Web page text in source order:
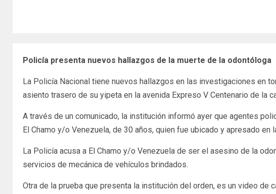
Policía presenta nuevos hallazgos de la muerte de la odontóloga
La Policía Nacional tiene nuevos hallazgos en las investigaciones en
asiento trasero de su yipeta en la avenida Expreso V Centenario de la
A través de un comunicado, la institución informó ayer que agentes
El Chamo y/o Venezuela, de 30 años, quien fue ubicado y apresado
La Policía acusa a El Chamo y/o Venezuela de ser el asesino de la
servicios de mecánica de vehículos brindados.
Otra de la prueba que presenta la institución del orden, es un video de